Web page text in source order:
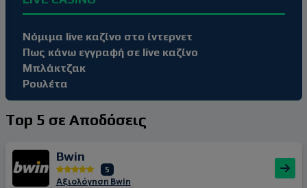
Νόμιμα live καζίνο στο ίντερνετ
Πως κάνω εγγραφή σε live καζίνο
Μπλάκτζακ
Ρουλέτα
Top 5 σε Αποδόσεις
Bwin
5
Αξιολόγηση Bwin